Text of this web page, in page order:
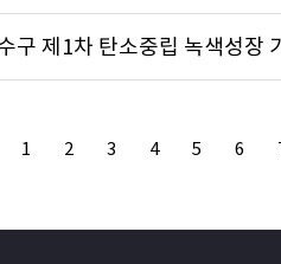
구 제1차 탄소중립 녹색성장
1 2 3 4 5 6